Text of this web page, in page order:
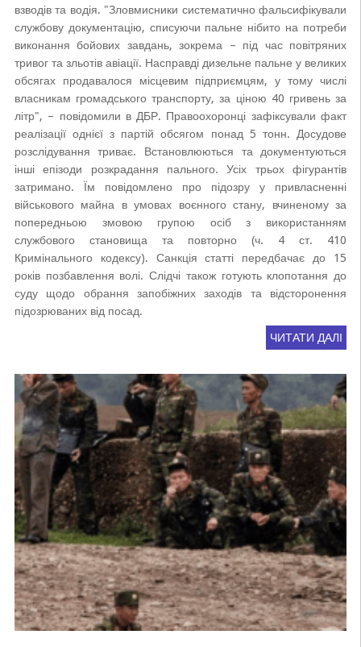
взводів та водія. "Зловмисники систематично фальсифікували
службову документацію, списуючи пальне нібито на потреби
виконання бойових завдань, зокрема – під час повітряних
тривог та зльотів авіації. Насправді дизельне пальне у великих
обсягах продавалося місцевим підприємцям, у тому числі
власникам громадського транспорту, за ціною 40 гривень за
літр", – повідомили в ДБР. Правоохоронці зафіксували факт
реалізації однієї з партій обсягом понад 5 тонн. Досудове
розслідування триває. Встановлюються та документуються
інші епізоди розкрадання пального. Усіх трьох фігурантів
затримано. Їм повідомлено про підозру у привласненні
військового майна в умовах воєнного стану, вчиненому за
попередньою змовою групою осіб з використанням
службового становища та повторно (ч. 4 ст. 410
Кримінального кодексу). Санкція статті передбачає до 15
років позбавлення волі. Слідчі також готують клопотання до
суду щодо обрання запобіжних заходів та відсторонення
підозрюваних від посад.
ЧИТАТИ ДАЛІ